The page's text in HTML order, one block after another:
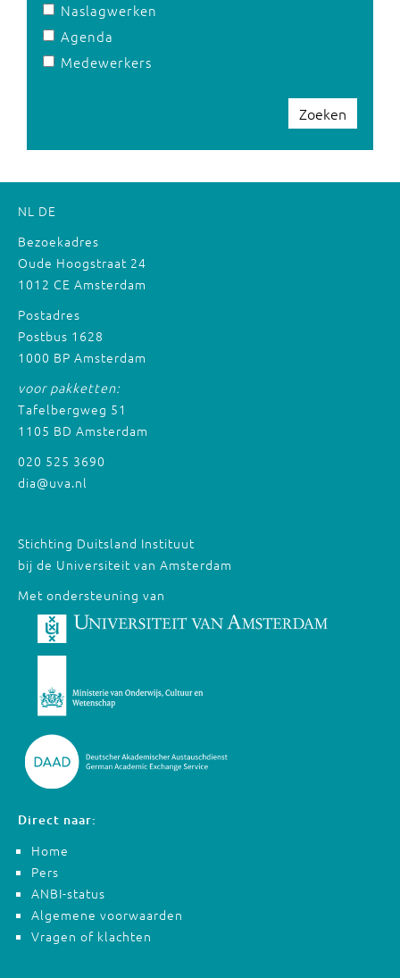
Naslagwerken
Agenda
Medewerkers
Zoeken
NL DE
Bezoekadres
Oude Hoogstraat 24
1012 CE Amsterdam
Postadres
Postbus 1628
1000 BP Amsterdam
voor pakketten:
Tafelbergweg 51
1105 BD Amsterdam
020 525 3690
dia@uva.nl
Stichting Duitsland Instituut
bij de Universiteit van Amsterdam
Met ondersteuning van
Direct naar:
Home
Pers
ANBI-status
Algemene voorwaarden
Vragen of klachten